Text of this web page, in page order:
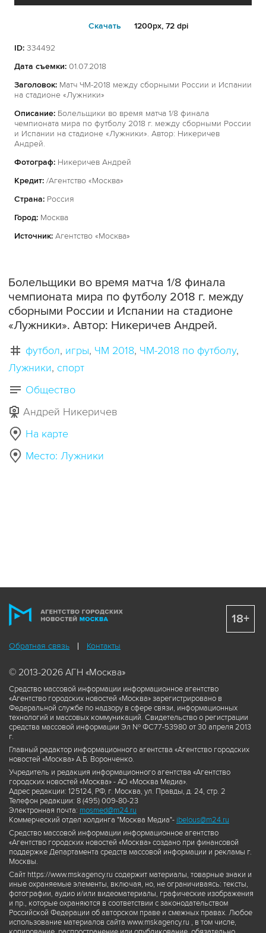
Cкачать 1200px, 72 dpi
ID: 334492
Дата съемки: 01.07.2018
Заголовок: Матч ЧМ-2018 между сборными России и Испании
на стадионе «Лужники»
Описание: Болельщики во время матча 1/8 финала
чемпионата мира по футболу 2018 г. между сборными России
и Испании на стадионе «Лужники». Автор: Никеричев
Андрей.
Фотограф: Никеричев Андрей
Кредит: /Агентство «Москва»
Страна: Россия
Город: Москва
Источник: Агентство «Москва»
Болельщики во время матча 1/8 финала
чемпионата мира по футболу 2018 г. между
сборными России и Испании на стадионе
«Лужники». Автор: Никеричев Андрей.
футбол игры ЧМ 2018 ЧМ-2018 по футболу
Лужники спорт
Общество
Андрей Никеричев
На карте
Место: Лужники
Обратная связь Контакты
© 2013-2026 АГН «Москва»
Средство массовой информации информационное агентство
«Агентство городских новостей «Москва» зарегистрировано в
Федеральной службе по надзору в сфере связи, информационных
технологий и массовых коммуникаций. Свидетельство о регистрации
средства массовой информации Эл № ФС77-53980 от 30 апреля 2013
г.
Главный редактор информационного агентства «Агентство городских
новостей «Москва» А.Б. Воронченко.
Учредитель и редакция информационного агентства «Агентство
городских новостей «Москва» - АО «Москва Медиа».
Адрес редакции: 125124, РФ, г. Москва, ул. Правды, д. 24, стр. 2
Телефон редакции: 8 (495) 009-80-23
Электронная почта: mosmed@m24.ru
Коммерческий отдел холдинга "Москва Медиа"- ibelous@m24.ru
Средство массовой информации информационное агентство
«Агентство городских новостей «Москва» создано при финансовой
поддержке Департамента средств массовой информации и рекламы г.
Москвы.
Сайт https://www.mskagency.ru содержит материалы, товарные знаки и
иные охраняемые элементы, включая, но, не ограничиваясь: тексты,
фотографии, аудио и/или видеоматериалы, графические изображения
и пр., которые охраняются в соответствии с законодательством
Российской Федерации об авторском праве и смежных правах. Любое
использование материалов сайта www.mskagency.ru , в том числе,
18+